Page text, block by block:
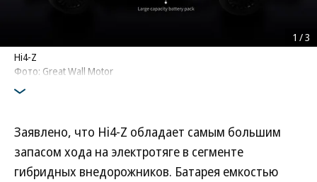
Hi4-Z
Фото: Great Wall Motor
1 /3
Заявлено, что Hi4-Z обладает самым большим
запасом хода на электротяге в сегменте
гибридных внедорожников. Батарея емкостью